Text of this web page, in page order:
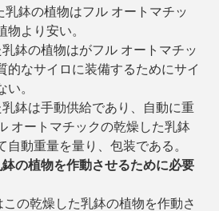
乳鉢の植物はフル オートマチッ
物より安い。
乳鉢の植物はがフル オートマチッ
的なサイロに装備するためにサイ
い。
乳鉢は手動供給であり、自動に重
オートマチックの乾燥した乳鉢
自動重量を量り、包装である。
の植物を作動させるために必要
の乾燥した乳鉢の植物を作動さ